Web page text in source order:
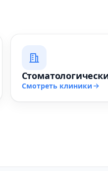
Смотреть клиники